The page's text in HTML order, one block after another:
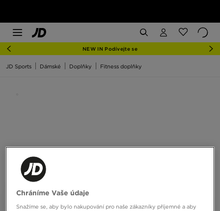
NEW IN Podívejte se
JD Sports Dámské Doplňky Fitness doplňky
Chráníme Vaše údaje
Snažíme se, aby bylo nakupování pro naše zákazníky příjemné a aby